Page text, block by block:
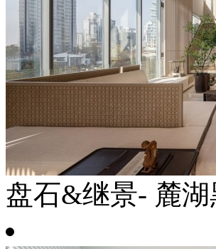
盘石&继景- 麓